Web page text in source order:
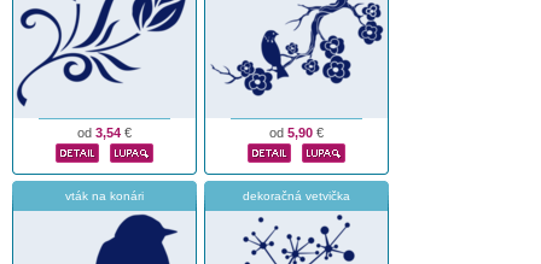
od 3,54 € od 5,90 €
vták na konári dekoračná vetvička